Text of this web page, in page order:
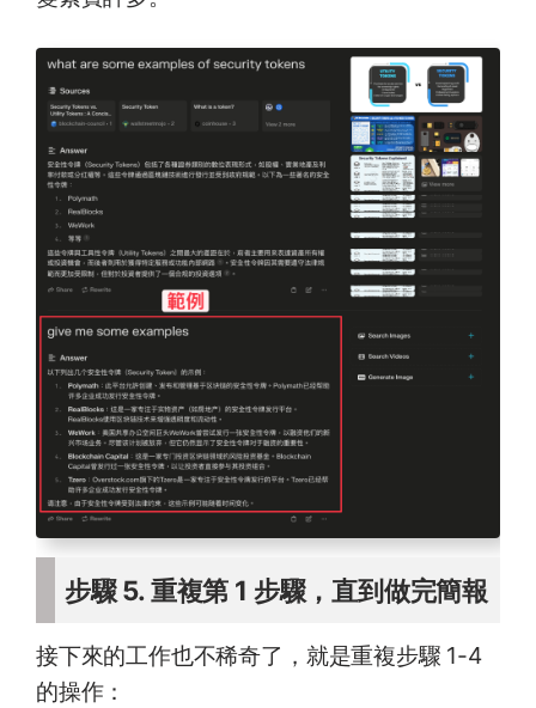
步驟 5. 重複第 1 步驟，直到做完簡報
接下來的工作也不稀奇了，就是重複步驟 1-4
的操作：